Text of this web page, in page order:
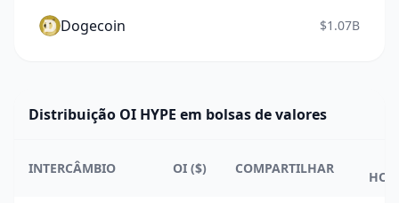
Dogecoin $1.07B
Distribuição OI HYPE em bolsas de valores
INTERCÂMBIO OI ($) COMPARTILHAR